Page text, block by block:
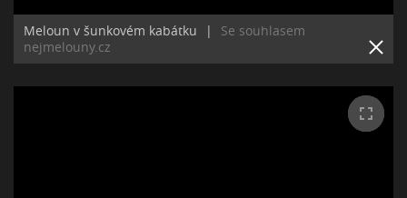
Meloun v šunkovém kabátku |
Se souhlasem
nejmelouny.cz